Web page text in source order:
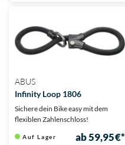
ABUS
Infinity Loop 1806
Sichere dein Bike easy mit dem
flexiblen Zahlenschloss!
Auf Lager ab 59,95 €*